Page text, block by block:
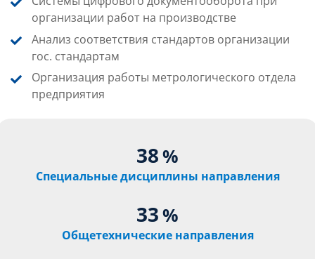
организации работ на производстве
Анализ соответствия стандартов организации
гос. стандартам
Организация работы метрологического отдела
предприятия
38%
Специальные дисциплины направления
33%
Общетехнические направления